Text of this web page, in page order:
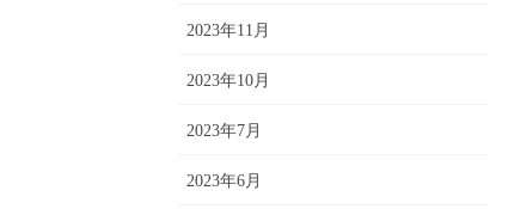
2023年11月
2023年10月
2023年7月
2023年6月